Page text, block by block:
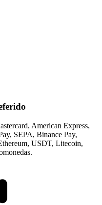
American Express,
SEPA, Binance Pay,
USDT, Litecoin,